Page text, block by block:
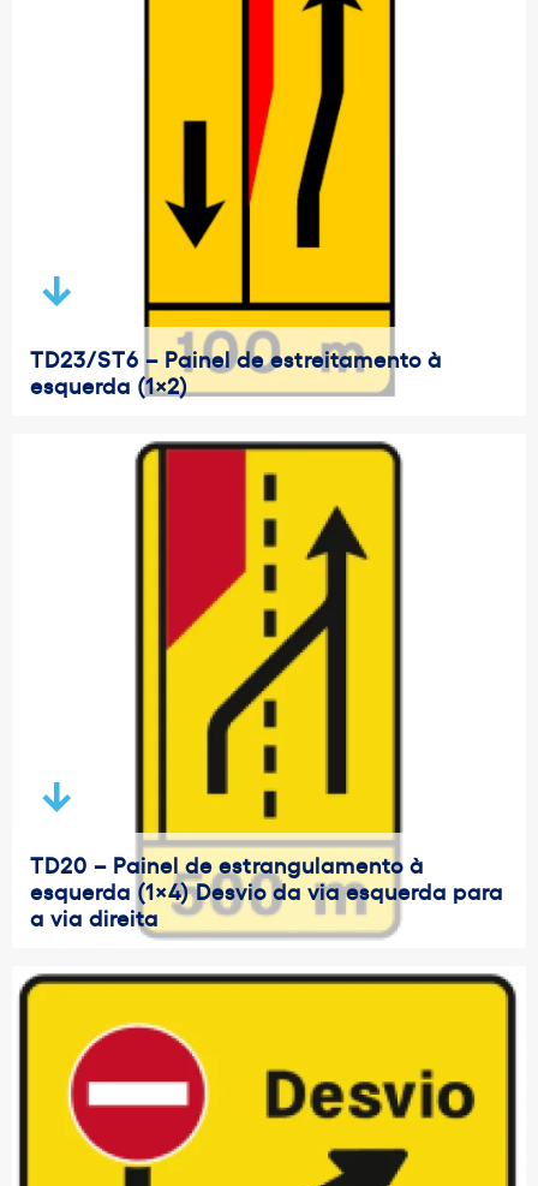
TD23/ST6 – Painel de estreitamento à
esquerda (1×2)
TD20 – Painel de estrangulamento à
esquerda (1×4) Desvio da via esquerda para
a via direita